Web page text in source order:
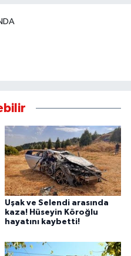
Uşak ve Selendi arasında
kaza! Hüseyin Köroğlu
hayatını kaybetti!